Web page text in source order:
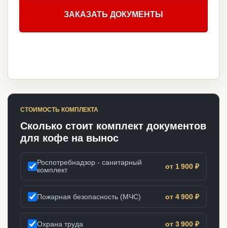
ЗАКАЗАТЬ ДОКУМЕНТЫ
СТОИМОСТЬ КОМПЛЕКТА
Сколько стоит комплект документов
для кофе на вынос
Роспотребнадзор - санитарный
комплект
от 1 900 ₽
Пожарная безопасность (МЧС) от 4 900 ₽
Охрана труда от 3 900 ₽